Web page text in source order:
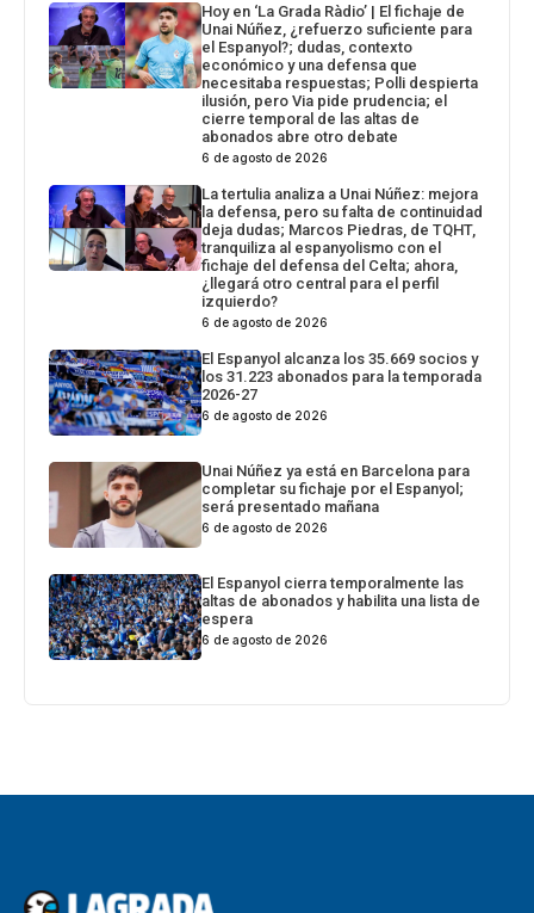
Hoy en ‘La Grada Ràdio’ | El fichaje de
Unai Núñez, ¿refuerzo suficiente para
el Espanyol?; dudas, contexto
económico y una defensa que
necesitaba respuestas; Polli despierta
ilusión, pero Via pide prudencia; el
cierre temporal de las altas de
abonados abre otro debate
6 de agosto de 2026
La tertulia analiza a Unai Núñez: mejora
la defensa, pero su falta de continuidad
deja dudas; Marcos Piedras, de TQHT,
tranquiliza al espanyolismo con el
fichaje del defensa del Celta; ahora,
¿llegará otro central para el perfil
izquierdo?
6 de agosto de 2026
El Espanyol alcanza los 35.669 socios y
los 31.223 abonados para la temporada
2026-27
6 de agosto de 2026
Unai Núñez ya está en Barcelona para
completar su fichaje por el Espanyol;
será presentado mañana
6 de agosto de 2026
El Espanyol cierra temporalmente las
altas de abonados y habilita una lista de
espera
6 de agosto de 2026